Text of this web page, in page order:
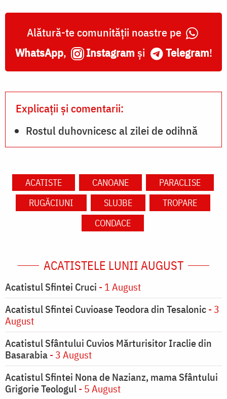
Alătură-te comunității noastre pe
WhatsApp, Instagram și Telegram!
Explicații și comentarii:
Rostul duhovnicesc al zilei de odihnă
ACATISTE CANOANE
PARACLISE
RUGĂCIUNI
SLUJBE
TROPARE
CONDACE
ACATISTELE LUNII AUGUST
Acatistul Sfintei Cruci - 1 August
Acatistul Sfintei Cuvioase Teodora din Tesalonic- 3
August
Acatistul Sfântului Cuvios Mărturisitor Iraclie din
Basarabia- 3 August
Acatistul Sfintei Nona de Nazianz, mama Sfântului
Grigorie Teologul- 5 August